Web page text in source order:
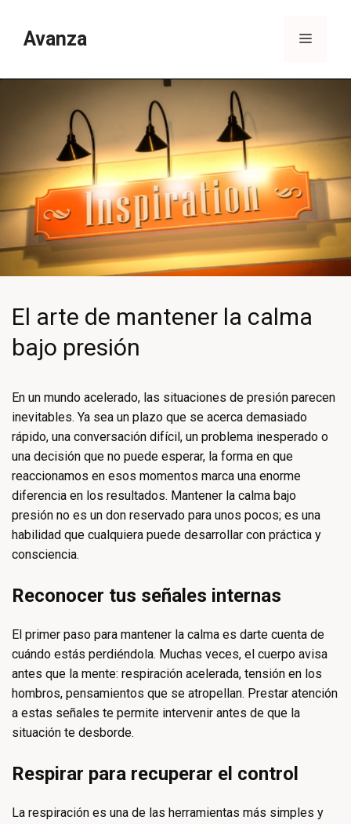
contenido
Avanza Menú
El arte de mantener la calma
bajo presión
En un mundo acelerado, las situaciones de presión parecen
inevitables. Ya sea un plazo que se acerca demasiado
rápido, una conversación difícil, un problema inesperado o
una decisión que no puede esperar, la forma en que
reaccionamos en esos momentos marca una enorme
diferencia en los resultados. Mantener la calma bajo
presión no es un don reservado para unos pocos; es una
habilidad que cualquiera puede desarrollar con práctica y
consciencia.
Reconocer tus señales internas
El primer paso para mantener la calma es darte cuenta de
cuándo estás perdiéndola. Muchas veces, el cuerpo avisa
antes que la mente: respiración acelerada, tensión en los
hombros, pensamientos que se atropellan. Prestar atención
a estas señales te permite intervenir antes de que la
situación te desborde.
Respirar para recuperar el control
La respiración es una de las herramientas más simples y